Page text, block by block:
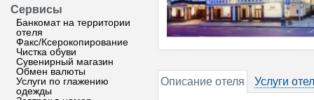
Сервисы
Банкомат на территории
отеля
Факс/Ксерокопирование
Чистка обуви
Сувенирный магазин
Обмен валюты
Услуги по глажению
одежды
Описание отеля Услуги